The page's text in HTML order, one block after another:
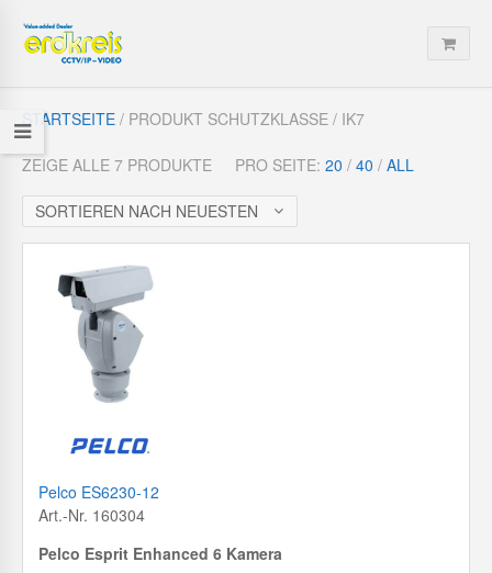
STARTSEITE / PRODUKT SCHUTZKLASSE / IK7
ZEIGE ALLE 7 PRODUKTE PRO SEITE: 20 / 40 / ALL
SORTIEREN NACH NEUESTEN
Pelco ES6230-12
Art.-Nr. 160304
Pelco Esprit Enhanced 6 Kamera